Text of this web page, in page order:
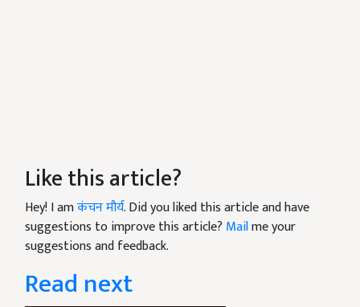
Like this article?
Hey! I amकंचन मौर्य. Did you liked this article and have
suggestions to improve this article? Mailme your
suggestions and feedback.
Read next